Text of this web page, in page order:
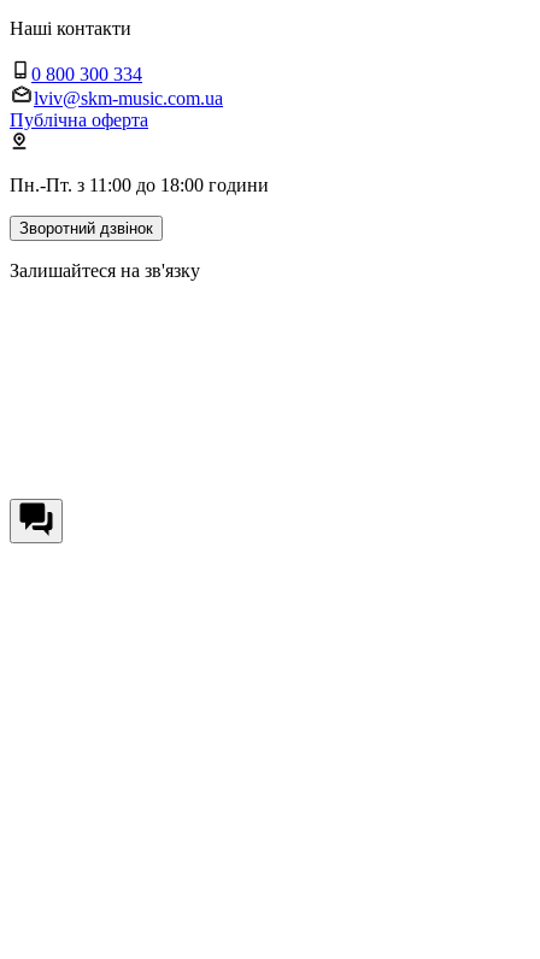
Наші контакти
0 800 300 334
lviv@skm-music.com.ua
Публічна оферта
Пн.-Пт. з 11:00 до 18:00 години
Зворотний дзвінок
Залишайтеся на зв'язку